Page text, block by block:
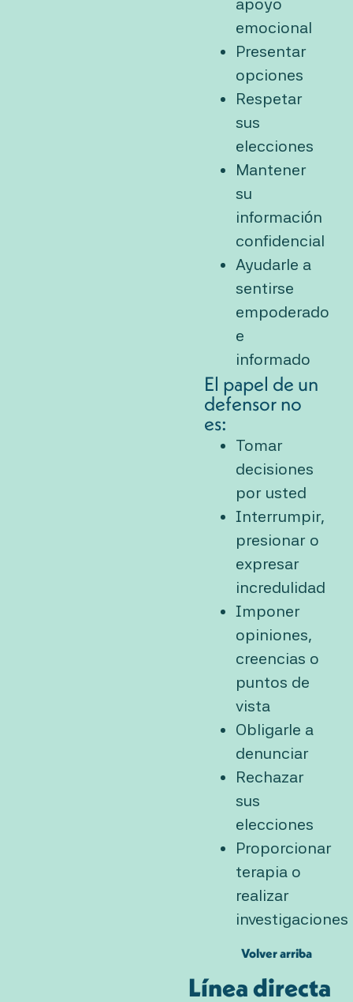
apoyo
emocional
Presentar
opciones
Respetar
sus
elecciones
Mantener
su
información
confidencial
Ayudarle a
sentirse
empoderado
e
informado
El papel de un
defensor no
es:
Tomar
decisiones
por usted
Interrumpir,
presionar o
expresar
incredulidad
Imponer
opiniones,
creencias o
puntos de
vista
Obligarle a
denunciar
Rechazar
sus
elecciones
Proporcionar
terapia o
realizar
investigaciones
Volver arriba
Línea directa